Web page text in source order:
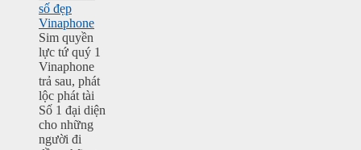
số đẹp
Vinaphone
Sim quyền
lực tứ quý 1
Vinaphone
trả sau, phát
lộc phát tài
Số 1 đại diện
cho những
người đi